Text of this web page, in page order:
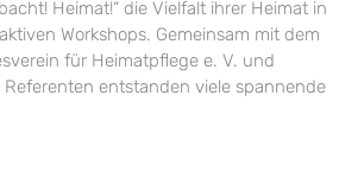
Heimat!“ die Vielfalt ihrer Heimat in
Workshops. Gemeinsam mit dem
für Heimatpflege e. V. und
entstanden viele spannende